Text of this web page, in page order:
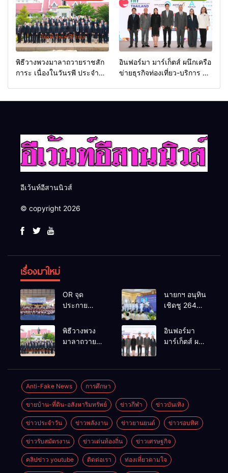
พิธีวางพวงมาลาถวายราชสัก
การะ เนื่องในวันรพี ประจำปี
อินฟอร์มา มาร์เก็ตส์ ผนึกเครือ
ข่ายธุรกิจท่องเที่ยว-บริการ จัด
อีเว้นท์อีสานนิวส์
© copyright 2026
เรื่องมาใหม่
OR จุด
ประกาย
เยาวชน ผ่าน
นายกฯ อนุทิน
เชิดชู 264
บ้านยอดเยี่ยม
มอบแหนบ
เกียรติยศแห่ง
พิธีวางพวง
มาลาถวาย
2569 และ
การแข่งขัน
ฟุตบอลวันรพี
เพื่อเชื่อม
ความสัมพันธ์
อันดีของ
หน่วยงานใน
กระบวนการ
ยุติธรรม
อินฟอร์มา
มาร์เก็ตส์ ผนึก
Thailand
2026 เชื่อม 4
งานใหญ่
สร้างโอกาส
ธุรกิจครบ
วงจร ด้วยครับ
Anti-Fake News การศึกษา
ขายบ้าน-ที่ดิน-อสังหาริมทรัพย์ ข่าวกีฬา ข่าวบันเทิง
ข่าวประจำวัน ข่าวพลังงาน ข่าวยานยนต์ ข่าวรอบทิศ
ข่าวรับสมัตรงาน ข่าวเด่นท้องถิ่น ข่าวเศรษฐกิจ
คลิปข่าว youtube ติดต่อเรา ท่องเที่ยวตามใจ